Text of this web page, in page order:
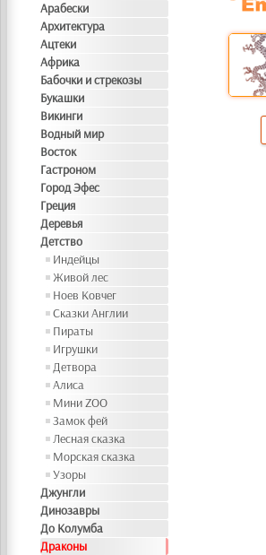
Арабески
Архитектура
Ацтеки
Африка
Бабочки и стрекозы
Букашки
Викинги
Водный мир
Восток
Гастроном
Город Эфес
Греция
Деревья
Детство
Индейцы
Живой лес
Ноев Ковчег
Сказки Англии
Пираты
Игрушки
Детвора
Алиса
Мини ZOO
Замок фей
Лесная сказка
Морская сказка
Узоры
Джунгли
Динозавры
До Колумба
Драконы